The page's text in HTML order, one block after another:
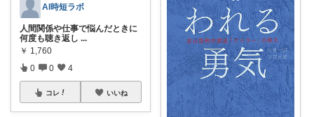
AI時短ラボ
人間関係や仕事で悩んだときに
何度も聴き返し ...
￥ 1,760
0 0 4
コレ いいね